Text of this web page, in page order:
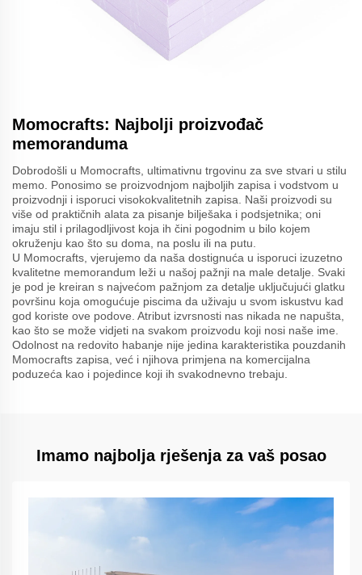
Momocrafts: Najbolji proizvođač
memoranduma
Dobrodošli u Momocrafts, ultimativnu trgovinu za sve stvari u stilu
memo. Ponosimo se proizvodnjom najboljih zapisa i vodstvom u
proizvodnji i isporuci visokokvalitetnih zapisa. Naši proizvodi su
više od praktičnih alata za pisanje bilješaka i podsjetnika; oni
imaju stil i prilagodljivost koja ih čini pogodnim u bilo kojem
okruženju kao što su doma, na poslu ili na putu.
U Momocrafts, vjerujemo da naša dostignuća u isporuci izuzetno
kvalitetne memorandum leži u našoj pažnji na male detalje. Svaki
je pod je kreiran s najvećom pažnjom za detalje uključujući glatku
površinu koja omogućuje piscima da uživaju u svom iskustvu kad
god koriste ove podove. Atribut izvrsnosti nas nikada ne napušta,
kao što se može vidjeti na svakom proizvodu koji nosi naše ime.
Odolnost na redovito habanje nije jedina karakteristika pouzdanih
Momocrafts zapisa, već i njihova primjena na komercijalna
poduzeća kao i pojedince koji ih svakodnevno trebaju.
Imamo najbolja rješenja za vaš posao